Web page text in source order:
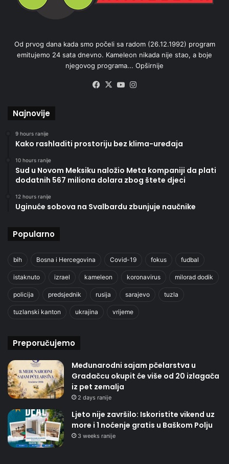
Od prvog dana kada smo počeli sa radom (26.12.1992) program
emitujemo 24 sata dnevno. Kameleon nikada nije stao, a boje
njegovog programa... Opširnije
Facebook
X YouTube
Najnovije
9 hours ranije
Kako rashladiti prostoriju bez klima-uređaja
10 hours ranije
Sud u Novom Meksiku naložio Meta kompaniji da plati
dodatnih 567 miliona dolara zbog štete djeci
12 hours ranije
Uginuće sobova na Svalbardu zbunjuje naučnike
Popularno
bih Bosna i Hercegovina Covid-19 fokus fudbal
istaknuto izrael kameleon koronavirus milorad dodik
policija predsjednik rusija sarajevo tuzla
tuzlanski kanton ukrajina vrijeme
Preporučujemo
Međunarodni sajam pčelarstva u
Gradačcu okupit će više od 20 izlagača
iz pet zemalja
2 days ranije
Ljeto nije završilo: Iskoristite vikend uz
more i 1 noćenje gratis u Baškom Polju
3 weeks ranije